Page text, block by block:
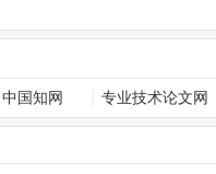
中国知网 专业技术论文网